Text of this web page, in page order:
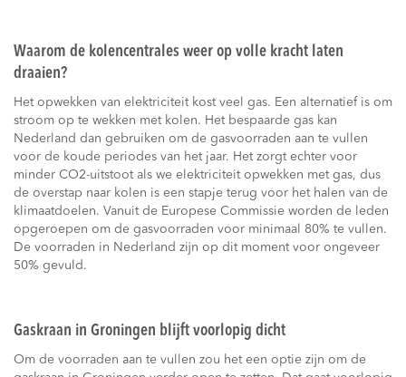
Waarom de kolencentrales weer op volle kracht laten
draaien?
Het opwekken van elektriciteit kost veel gas. Een alternatief is om
stroom op te wekken met kolen. Het bespaarde gas kan
Nederland dan gebruiken om de gasvoorraden aan te vullen
voor de koude periodes van het jaar. Het zorgt echter voor
minder CO2-uitstoot als we elektriciteit opwekken met gas, dus
de overstap naar kolen is een stapje terug voor het halen van de
klimaatdoelen. Vanuit de Europese Commissie worden de leden
opgeroepen om de gasvoorraden voor minimaal 80% te vullen.
De voorraden in Nederland zijn op dit moment voor ongeveer
50% gevuld.
Gaskraan in Groningen blijft voorlopig dicht
Om de voorraden aan te vullen zou het een optie zijn om de